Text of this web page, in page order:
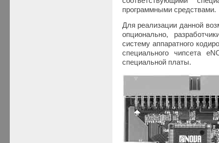
программными средствами.
Для реализации данной
опционально,
систему аппаратного
специального чипсета
специальной платы.